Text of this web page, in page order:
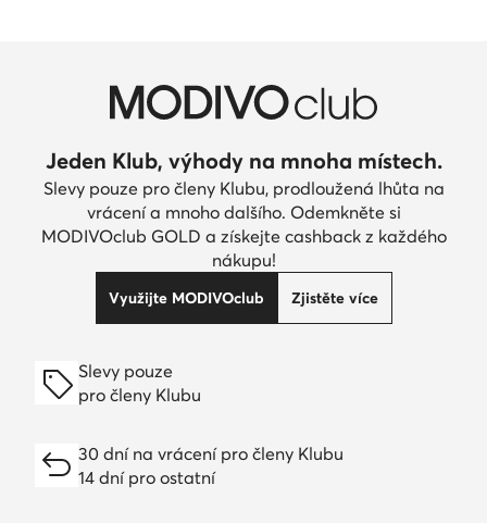
Jeden Klub, výhody na mnoha místech.
Slevy pouze pro členy Klubu, prodloužená lhůta na
vrácení a mnoho dalšího. Odemkněte si
MODIVOclub GOLD a získejte cashback z každého
nákupu!
Využijte MODIVOclub Zjistěte více
Slevy pouze
pro členy Klubu
30 dní na vrácení pro členy Klubu
14 dní pro ostatní